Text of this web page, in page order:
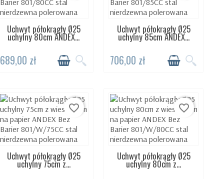
DOSTĘPNY 24H
Uchwyt półokrągły Ø25
uchylny 80cm ANDEX...
689,00 zł
DOSTĘPNY 24H
Uchwyt półokrągły Ø25
uchylny 85cm ANDEX...
706,00 zł
DOSTĘPNY 24H
favorite_border
Uchwyt półokrągły Ø25
uchylny 75cm z...
DOSTĘPNY 24H
favorite_border
Uchwyt półokrągły Ø25
uchylny 80cm z...